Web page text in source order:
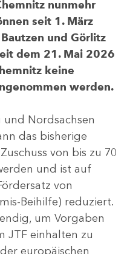
nunmehr
seit 1. März
und Görlitz
dem 21. Mai 2026
keine
werden.
und Nordsachsen
das bisherige
von bis zu 70
und ist auf
von
Beihilfe) reduziert.
um Vorgaben
JTF einhalten zu
europäischen